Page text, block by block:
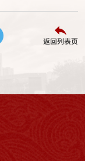
返回列表页